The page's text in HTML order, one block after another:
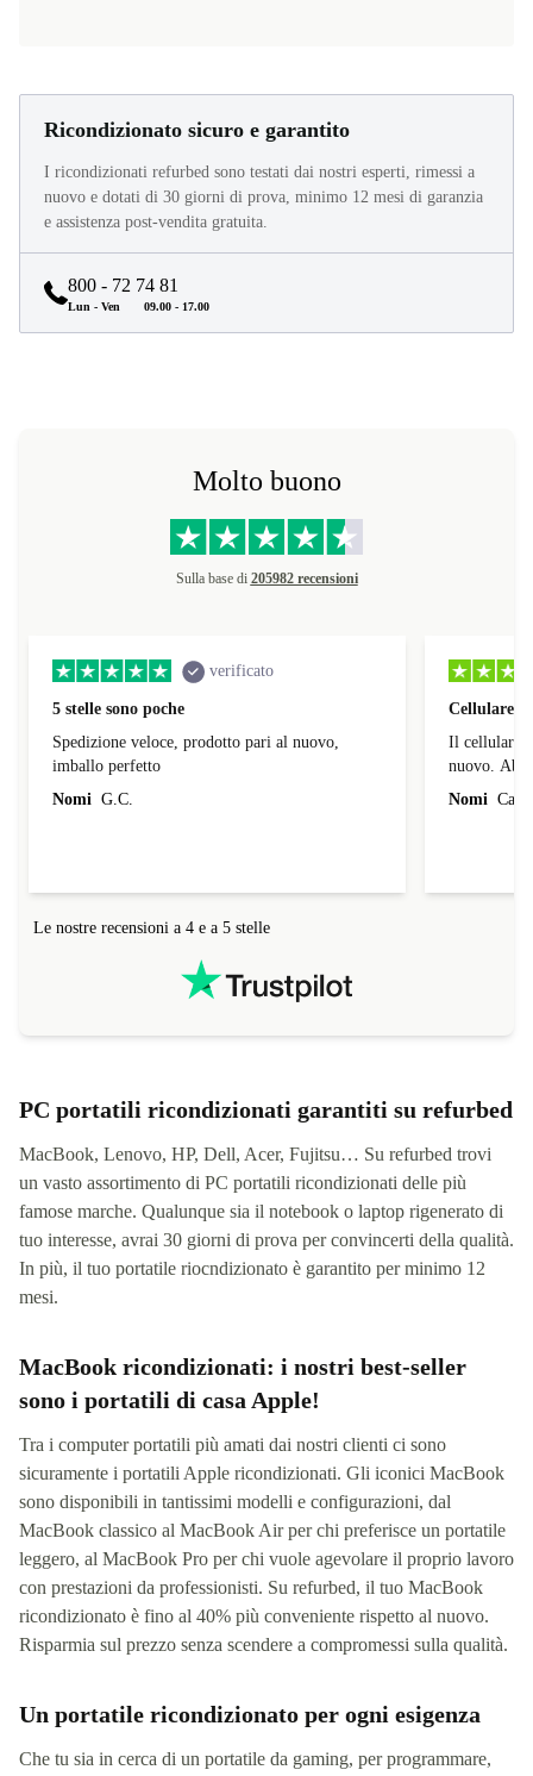
Ricondizionato sicuro e garantito
I ricondizionati refurbed sono testati dai nostri esperti, rimessi a
nuovo e dotati di 30 giorni di prova, minimo 12 mesi di garanzia
e assistenza post-vendita gratuita.
800 - 72 74 81
Lun - Ven 09.00 - 17.00
Molto buono
Sulla base di 205982 recensioni
verificato
5 stelle sono poche
Spedizione veloce, prodotto pari al nuovo,
imballo perfetto
Nomi G.C.
Cellulare
Il cellulare
nuovo.
abbiamo
Nomi
Le nostre recensioni a 4 e a 5 stelle
PC portatili ricondizionati garantiti su refurbed
MacBook, Lenovo, HP, Dell, Acer, Fujitsu… Su refurbed trovi
un vasto assortimento di PC portatili ricondizionati delle più
famose marche. Qualunque sia il notebook o laptop rigenerato di
tuo interesse, avrai 30 giorni di prova per convincerti della qualità.
In più, il tuo portatile riocndizionato è garantito per minimo 12
mesi.
MacBook ricondizionati: i nostri best-seller
sono i portatili di casa Apple!
Tra i computer portatili più amati dai nostri clienti ci sono
sicuramente i portatili Apple ricondizionati. Gli iconici MacBook
sono disponibili in tantissimi modelli e configurazioni, dal
MacBook classico al MacBook Air per chi preferisce un portatile
leggero, al MacBook Pro per chi vuole agevolare il proprio lavoro
con prestazioni da professionisti. Su refurbed, il tuo MacBook
ricondizionato è fino al 40% più conveniente rispetto al nuovo.
Risparmia sul prezzo senza scendere a compromessi sulla qualità.
Un portatile ricondizionato per ogni esigenza
Che tu sia in cerca di un portatile da gaming, per programmare,